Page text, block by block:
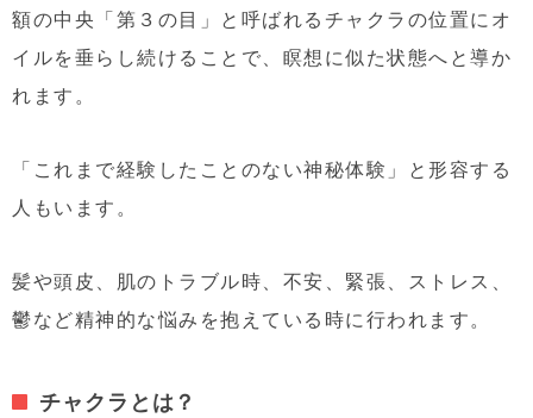
額の中央「第３の目」と呼ばれるチャクラの位置にオ
イルを垂らし続けることで、瞑想に似た状態へと導か
れます。
「これまで経験したことのない神秘体験」と形容する
人もいます。
髪や頭皮、肌のトラブル時、不安、緊張、ストレス、
鬱など精神的な悩みを抱えている時に行われます。
チャクラとは？